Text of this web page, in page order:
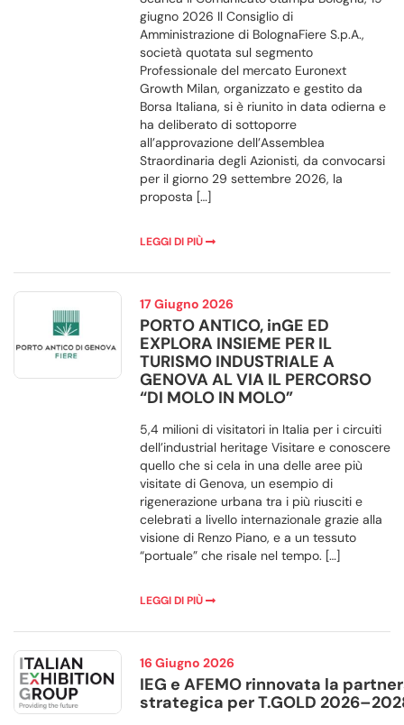
giugno 2026 Il Consiglio di
Amministrazione di BolognaFiere S.p.A.,
società quotata sul segmento
Professionale del mercato Euronext
Growth Milan, organizzato e gestito da
Borsa Italiana, si è riunito in data odierna e
ha deliberato di sottoporre
all’approvazione dell’Assemblea
Straordinaria degli Azionisti, da convocarsi
per il giorno 29 settembre 2026, la
proposta […]
LEGGI DI PIÙ
17 Giugno 2026
PORTO ANTICO, inGE ED
EXPLORA INSIEME PER IL
TURISMO INDUSTRIALE A
GENOVA AL VIA IL PERCORSO
“DI MOLO IN MOLO”
5,4 milioni di visitatori in Italia per i circuiti
dell’industrial heritage Visitare e conoscere
quello che si cela in una delle aree più
visitate di Genova, un esempio di
rigenerazione urbana tra i più riusciti e
celebrati a livello internazionale grazie alla
visione di Renzo Piano, e a un tessuto
“portuale” che risale nel tempo. […]
LEGGI DI PIÙ
16 Giugno 2026
IEG e AFEMO rinnovata la
strategica per T.GOLD